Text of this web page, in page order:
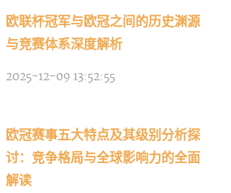
欧联杯冠军与欧冠之间的历史渊源
与竞赛体系深度解析
2025-12-09 13:52:55
欧冠赛事五大特点及其级别分析探
讨：竞争格局与全球影响力的全面
解读